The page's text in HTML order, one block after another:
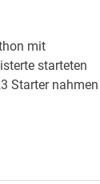
mit
starteten
Starter nahmen